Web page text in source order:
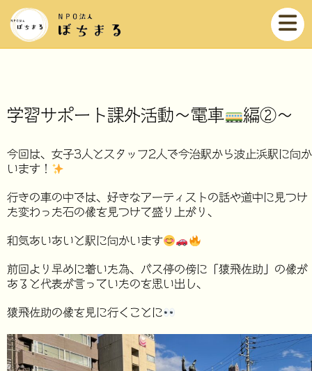
学習サポート課外活動～電車 編②～
今回は、女子3人とスタッフ2人で今治駅から波止浜駅に向か
います！
行きの車の中では、好きなアーティストの話や道中に見つけ
た変わった石の像を見つけて盛り上がり、
和気あいあいと駅に向かいます
前回より早めに着いた為、バス停の傍に「猿飛佐助」の像が
あると代表が言っていたのを思い出し、
猿飛佐助の像を見に行くことに